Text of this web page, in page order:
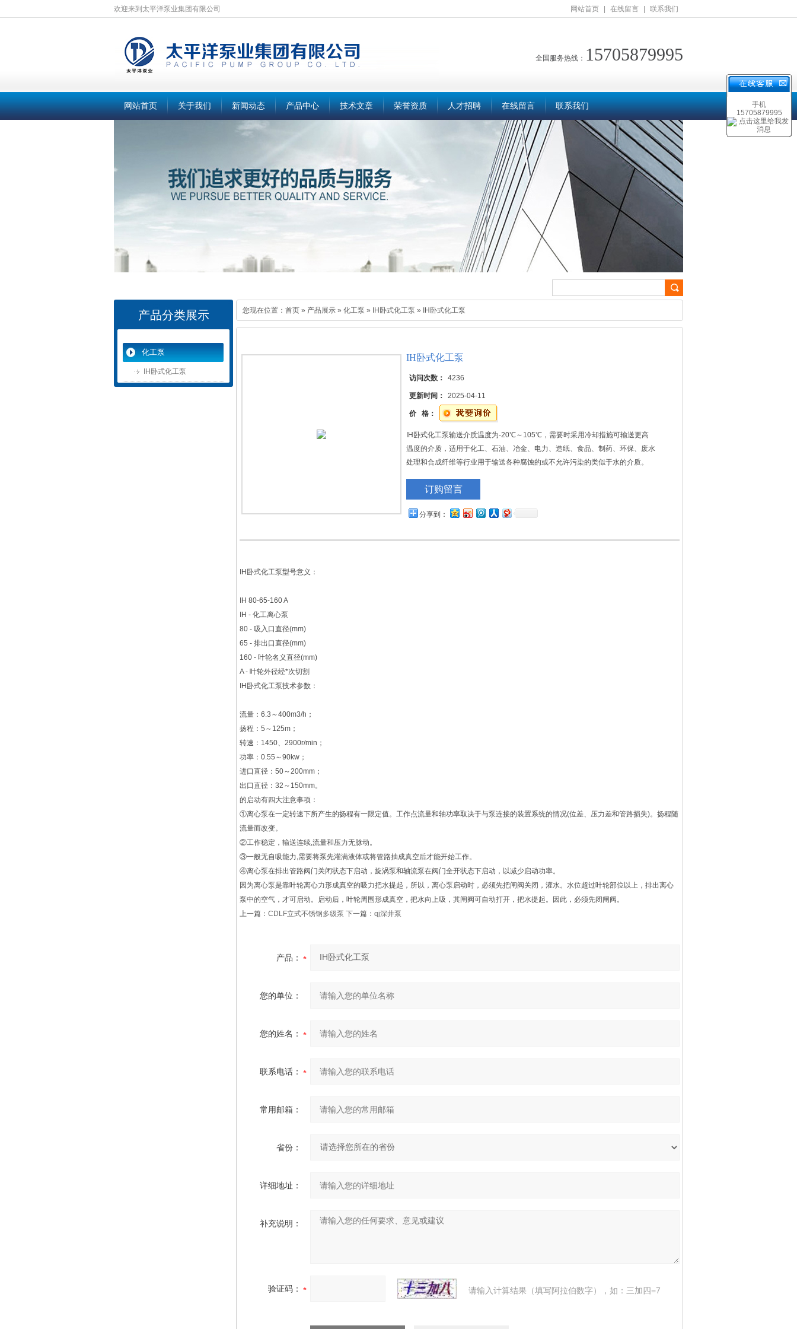
网站首页 在线留言 联系我们
欢迎来到太平洋泵业集团有限公司
全国服务热线： 15705879995
网站首页 关于我们 新闻动态 产品中心 技术文章 荣誉资质 人才招聘 在线留言 联系我们
产品分类展示
化工泵
IH卧式化工泵
您现在位置： 首页 » 产品展示 » 化工泵 » IH卧式化工泵 » IH卧式化工泵
IH卧式化工泵
访问次数： 4236
更新时间： 2025-04-11
价 格：
IH卧式化工泵输送介质温度为-20℃～105℃，需要时采用冷却措施可输送更高
温度的介质，适用于化工、石油、冶金、电力、造纸、食品、制药、环保、废水
处理和合成纤维等行业用于输送各种腐蚀的或不允许污染的类似于水的介质。
订购留言
分享到：
IH卧式化工泵型号意义：
IH 80-65-160 A
IH - 化工离心泵
80 - 吸入口直径(mm)
65 - 排出口直径(mm)
160 - 叶轮名义直径(mm)
A - 叶轮外径经*次切割
IH卧式化工泵技术参数：
流量：6.3～400m3/h；
扬程：5～125m；
转速：1450、2900r/min；
功率：0.55～90kw；
进口直径：50～200mm；
出口直径：32～150mm。
的启动有四大注意事项：
①离心泵在一定转速下所产生的扬程有一限定值。工作点流量和轴功率取决于与泵连接的装置系统的情况(位差、压力差和管路损失)。扬程随
流量而改变。
②工作稳定，输送连续,流量和压力无脉动。
③一般无自吸能力,需要将泵先灌满液体或将管路抽成真空后才能开始工作。
④离心泵在排出管路阀门关闭状态下启动，旋涡泵和轴流泵在阀门全开状态下启动，以减少启动功率。
因为离心泵是靠叶轮离心力形成真空的吸力把水提起，所以，离心泵启动时，必须先把闸阀关闭，灌水。水位超过叶轮部位以上，排出离心
泵中的空气，才可启动。启动后，叶轮周围形成真空，把水向上吸，其闸阀可自动打开，把水提起。因此，必须先闭闸阀。
上一篇： CDLF立式不锈钢多级泵 下一篇： qj深井泵
产品：
您的单位：
您的姓名：
联系电话：
常用邮箱：
省份：
详细地址：
补充说明：
验证码： 请输入计算结果（填写阿拉伯数字），如：三加四=7
手机
15705879995